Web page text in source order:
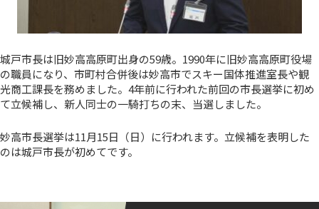
城戸市長は旧妙高高原町出身の59歳。1990年に旧妙高高原町役場
の職員になり、市町村合併後は妙高市でスキー国体推進室長や観
光商工課長を務めました。4年前に行われた前回の市長選挙に初め
て立候補し、新人同士の一騎打ちの末、当選しました。
妙高市長選挙は11月15日（日）に行われます。立候補を表明した
のは城戸市長が初めてです。